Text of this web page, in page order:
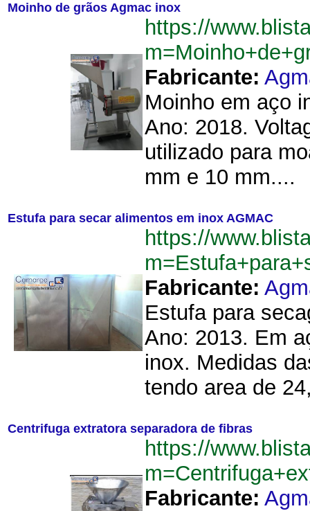
Moinho de grãos Agmac inox
https://
Fabricante:
Moinho em aço
Ano: 2018.
utilizado para
mm e 10 mm....
Estufa para secar alimentos em inox AGMAC
https://
Fabricante:
Estufa para
Ano: 2013. Em
inox. Medidas
tendo area de
Centrifuga extratora separadora de fibras
https://
Fabricante: